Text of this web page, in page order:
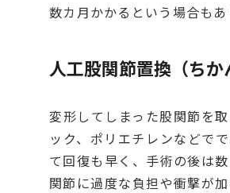
数カ月かかるという場合もあ
人工股関節置換（ちか
変形してしまった股関節を
ック、ポリエチレンなどで
て回復も早く、手術の後は
関節に過度な負担や衝撃が